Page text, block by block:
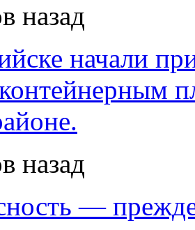
назад
начали
назад
—